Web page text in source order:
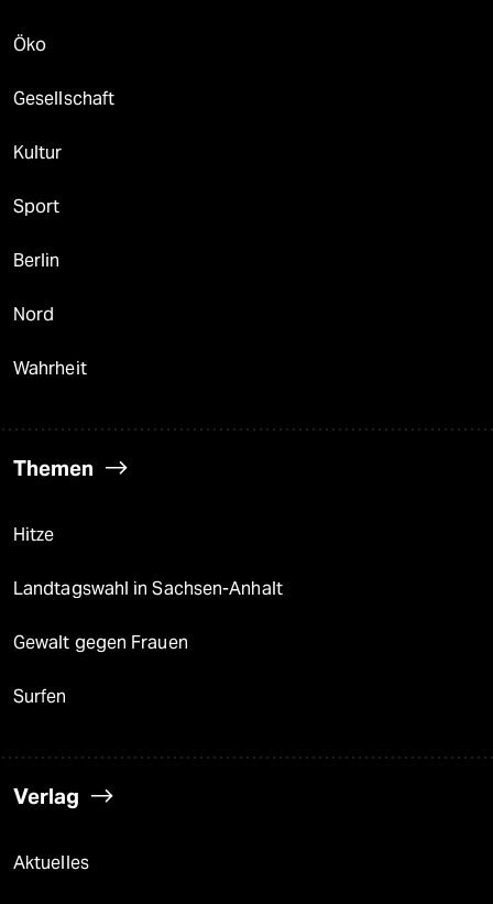
Öko
Gesellschaft
Kultur
Sport
Berlin
Nord
Wahrheit
Themen
Hitze
Landtagswahl in Sachsen-Anhalt
Gewalt gegen Frauen
Surfen
Verlag
Aktuelles